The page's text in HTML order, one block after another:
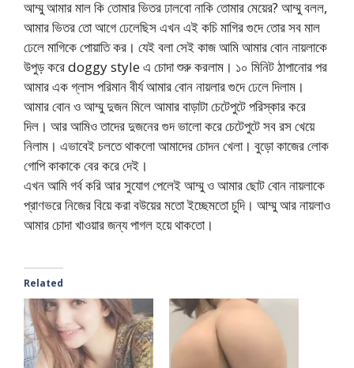
আম্মু আমার মাল কি তোমার ভিতর ঢালবো নাকি তোমার মেয়ের? আম্মু বলল,
আমার ভিতর তো আগে ঢেলেছিস এখন এই কচি মাগির গুদে তোর সব মাল
ঢেলে মাগিকে পোয়াতি কর। যেই বলা সেই কাজ আমি আমার বোন নায়লাকে
উপুড় করে doggy style এ চোদা শুরু করলাম। ১০ মিনিট ঠাপানোর পর
আমার এক গ্লাস পরিমান বীর্য আমার বোন নায়লার গুদে ঢেলে দিলাম।
আমার বোন ও আম্মু দুজন মিলে আমার বাড়াটা চেটেপুটে পরিস্কার করে
দিল। আর আমিও তাদের দুজনের গুদ ভালো করে চেটেপুটে সব রস খেয়ে
নিলাম। এভাবেই চলতে থাকলো আমাদের চোদন খেলা। বুড়ো কাজের লোক
গোপি কাকাকে বের করে দেই।
এখন আমি গর্ব করি আর সুযোগ পেলেই আম্মু ও আমার ছোট বোন নায়লাকে
প্রাণভরে নিজের বিয়ে করা বউয়ের মতো ইচ্ছেমতো চুদি। আম্মু আর নায়লাও
আমার চোদা খাওয়ার জন্য পাগল হয়ে থাকতো।
Related